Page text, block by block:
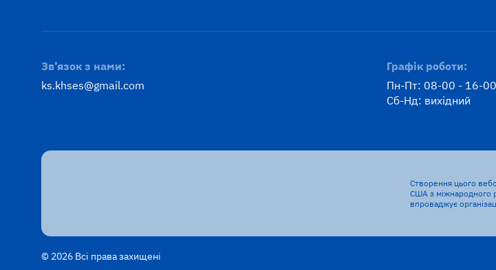
Зв’язок з нами:
ks.khses@gmail.com
Графік роботи:
Пн-Пт: 08-00 - 16-00
Сб-Нд: вихідний
Створення цього
США з міжнародного
впроваджує
© 2026 Всі права захищені